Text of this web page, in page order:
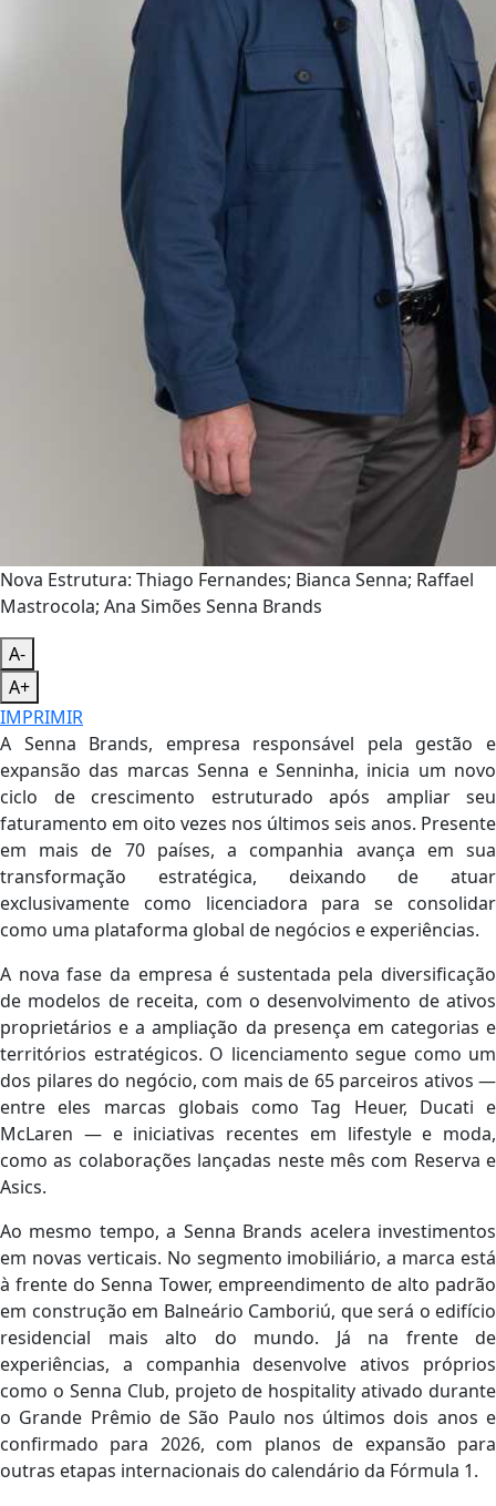
Nova Estrutura: Thiago Fernandes; Bianca Senna; Raffael
Mastrocola; Ana Simões Senna Brands
A-
A+
IMPRIMIR
A Senna Brands, empresa responsável pela gestão e
expansão das marcas Senna e Senninha, inicia um novo
ciclo de crescimento estruturado após ampliar seu
faturamento em oito vezes nos últimos seis anos. Presente
em mais de 70 países, a companhia avança em sua
transformação estratégica, deixando de atuar
exclusivamente como licenciadora para se consolidar
como uma plataforma global de negócios e experiências.
A nova fase da empresa é sustentada pela diversificação
de modelos de receita, com o desenvolvimento de ativos
proprietários e a ampliação da presença em categorias e
territórios estratégicos. O licenciamento segue como um
dos pilares do negócio, com mais de 65 parceiros ativos —
entre eles marcas globais como Tag Heuer, Ducati e
McLaren — e iniciativas recentes em lifestyle e moda,
como as colaborações lançadas neste mês com Reserva e
Asics.
Ao mesmo tempo, a Senna Brands acelera investimentos
em novas verticais. No segmento imobiliário, a marca está
à frente do Senna Tower, empreendimento de alto padrão
em construção em Balneário Camboriú, que será o edifício
residencial mais alto do mundo. Já na frente de
experiências, a companhia desenvolve ativos próprios
como o Senna Club, projeto de hospitality ativado durante
o Grande Prêmio de São Paulo nos últimos dois anos e
confirmado para 2026, com planos de expansão para
outras etapas internacionais do calendário da Fórmula 1.